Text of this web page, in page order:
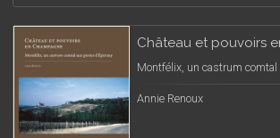
Château et pouvoirs
Montfélix, un castrum
Annie Renoux